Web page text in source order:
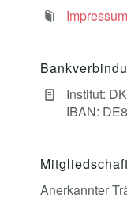
Impressum
Institut:
IBAN:
Anerkannter